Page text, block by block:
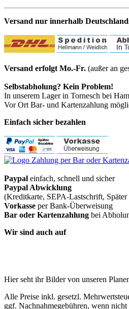
Versand nur innerhalb
Versand erfolgt Mo.-Fr. (außer an
Selbstabholung? Kein Problem!
In unserem Lager in Tornesch bei
Vor Ort Bar- und Kartenzahlung
Einfach sicher bezahlen
Paypal einfach, schnell und sicher
Paypal Abwicklung
(Kreditkarte, SEPA-Lastschrift, Später
Vorkasse per Bank-Überweisung
Bar oder Kartenzahlung bei
Wir sind auch auf
Hier seht ihr Bilder von unseren
Alle Preise inkl. gesetzl.
ggf. Nachnahmegebühren, wenn nicht